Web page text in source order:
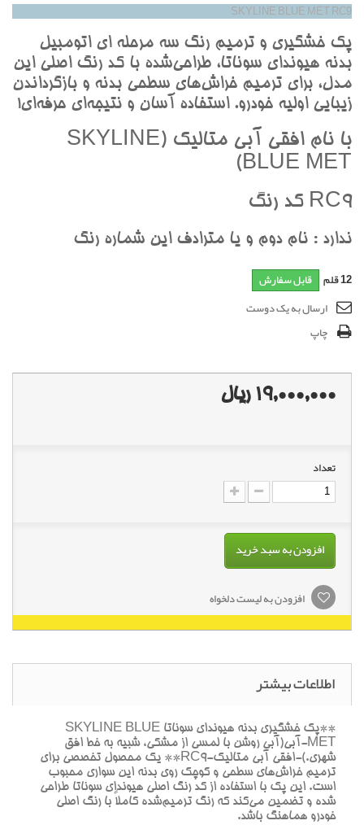
SKYLINE BLUE MET RC9
پک خشگيري و ترميم رنگ سه مرحله اي اتومبيل
بدنه هيونداي سوناتا، طراحي‌شده با کد رنگ اصلي اين
مدل، براي ترميم خراش‌هاي سطحي بدنه و بازگرداندن
زيبايي اوليه خودرو. استفاده آسان و نتيجه‌اي حرفه‌اي!
با نام افقي آبي متاليک (SKYLINE
BLUE MET)
RC9 کد رنگ
ندارد : نام دوم و يا مترادف اين شماره رنگ
12قلم قابل سفارش
ارسال به یک دوست
چاپ
19,000,000 ریال
تعداد
افزودن به سبد خرید
افزودن به لیست دلخواه
اطلاعات بیشتر
**پک خشگيري بدنه هيونداي سوناتا SKYLINE BLUE
MET-آبي(آبي روشن با لمسي از مشکي، شبيه به خط افق
شهري.)-افقي آبي متاليک-RC9** يک محصول تخصصي براي
ترميم خراش‌هاي سطحي و کوچک روي بدنه اين سواري محبوب
است. اين پک با استفاده از کد رنگ اصلي هيونداي سوناتا طراحي
شده و تضمين مي‌کند که رنگ ترميم‌شده کاملاً با رنگ اصلي
خودرو هماهنگ باشد.